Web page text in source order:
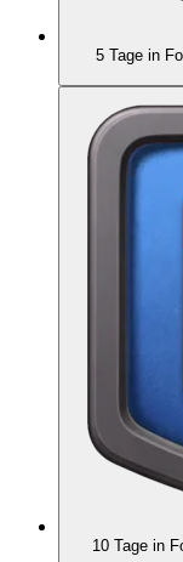
5 Tage in
10 Tage in